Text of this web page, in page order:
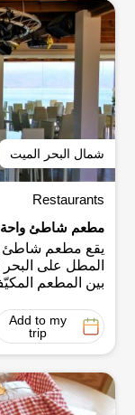
شمال البحر الميت
Restaurants
مطعم شاطئ واحة
يقع مطعم شاطئ
المطل على
بين المطعم
Add to my
trip